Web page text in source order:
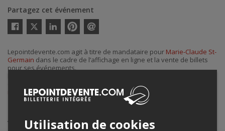
Partagez cet événement
Twitter
courriel
Lepointdevente.com agit à titre de mandataire pour Marie-Claude St-
Germain dans le cadre de l’affichage en ligne et la vente de billets
pour ses événements.
Marie-Claude St-Germain
marie-claude.st-germain@uqtr.ca.
Achat de billets
Utilisation de cookies